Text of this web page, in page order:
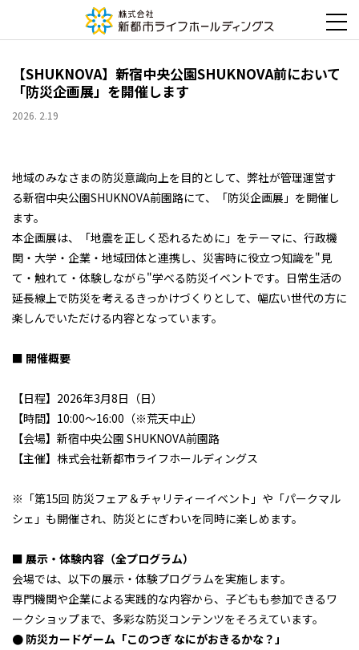
【SHUKNOVA】新宿中央公園SHUKNOVA前において
「防災企画展」を開催します
2026. 2.19
地域のみなさまの防災意識向上を目的として、弊社が管理運営す
る新宿中央公園SHUKNOVA前園路にて、「防災企画展」を開催し
ます。
本企画展は、「地震を正しく恐れるために」をテーマに、行政機
関・大学・企業・地域団体と連携し、災害時に役立つ知識を"見
て・触れて・体験しながら"学べる防災イベントです。日常生活の
延長線上で防災を考えるきっかけづくりとして、幅広い世代の方に
楽しんでいただける内容となっています。
■ 開催概要
【日程】2026年3月8日（日）
【時間】10:00～16:00（※荒天中止）
【会場】新宿中央公園 SHUKNOVA前園路
【主催】株式会社新都市ライフホールディングス
※「第15回 防災フェア＆チャリティーイベント」や「パークマル
シェ」も開催され、防災とにぎわいを同時に楽しめます。
■ 展示・体験内容（全プログラム）
会場では、以下の展示・体験プログラムを実施します。
専門機関や企業による実践的な内容から、子どもも参加できるワ
ークショップまで、多彩な防災コンテンツをそろえています。
● 防災カードゲーム「このつぎ なにがおきるかな？」